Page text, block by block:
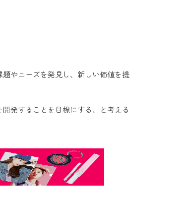
やニーズを発見し、新しい価値を提
発することを目標にする、と考える